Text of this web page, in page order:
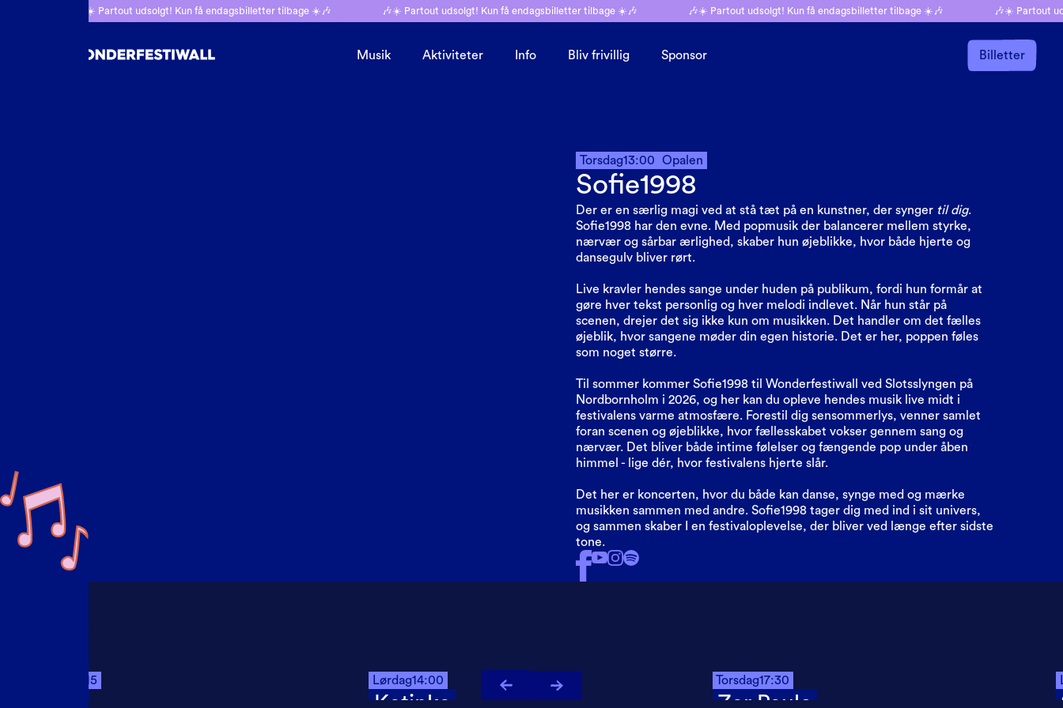
🎶☀️ Partout udsolgt! Kun få endagsbilletter tilbage ☀️🎶 🎶☀️ Partout udsolgt! Kun få endagsbilletter tilbage ☀️🎶 🎶☀️ Partout udsolgt! Kun få endagsbilletter tilbage ☀️🎶 🎶☀️ Partout
Musik Aktiviteter Info Bliv frivillig Sponsor Billetter
Torsdag13:00 Opalen
Sofie1998
Der er en særlig magi ved at stå tæt på en kunstner, der synger til dig.
Sofie1998 har den evne. Med popmusik der balancerer mellem styrke,
nærvær og sårbar ærlighed, skaber hun øjeblikke, hvor både hjerte og
dansegulv bliver rørt.
Live kravler hendes sange under huden på publikum, fordi hun formår at
gøre hver tekst personlig og hver melodi indlevet. Når hun står på
scenen, drejer det sig ikke kun om musikken. Det handler om det fælles
øjeblik, hvor sangene møder din egen historie. Det er her, poppen føles
som noget større.
Til sommer kommer Sofie1998 til Wonderfestiwall ved Slotsslyngen på
Nordbornholm i 2026, og her kan du opleve hendes musik live midt i
festivalens varme atmosfære. Forestil dig sensommerlys, venner samlet
foran scenen og øjeblikke, hvor fællesskabet vokser gennem sang og
nærvær. Det bliver både intime følelser og fængende pop under åben
himmel - lige dér, hvor festivalens hjerte slår.
Det her er koncerten, hvor du både kan danse, synge med og mærke
musikken sammen med andre. Sofie1998 tager dig med ind i sit univers,
og sammen skaber I en festivaloplevelse, der bliver ved længe efter sidste
tone.
22:15 Lørdag14:00 Torsdag17:30